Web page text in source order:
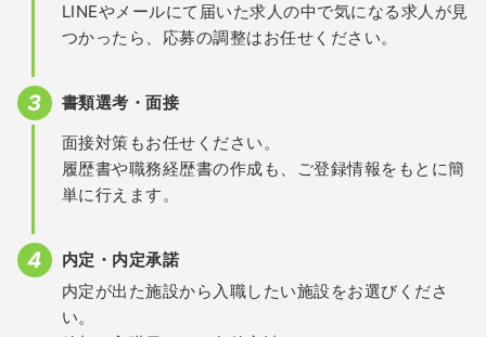
LINEやメールにて届いた求人の中で気になる求人が見
つかったら、応募の調整はお任せください。
書類選考・面接
面接対策もお任せください。
履歴書や職務経歴書の作成も、ご登録情報をもとに簡
単に行えます。
内定・内定承諾
内定が出た施設から入職したい施設をお選びくださ
い。